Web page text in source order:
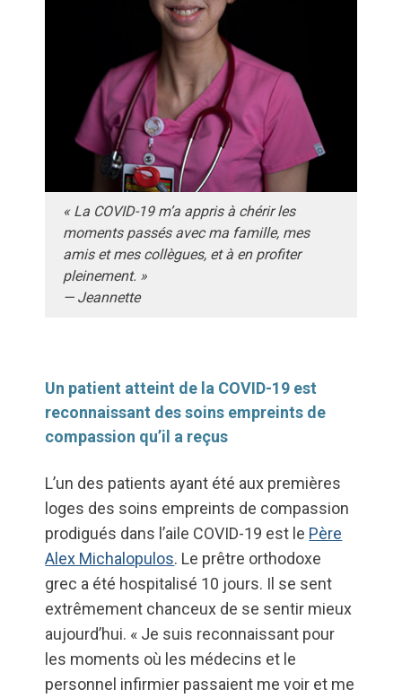
« La COVID-19 m’a appris à chérir les
moments passés avec ma famille, mes
amis et mes collègues, et à en profiter
pleinement. »
— Jeannette
Un patient atteint de la COVID-19 est
reconnaissant des soins empreints de
compassion qu’il a reçus
L’un des patients ayant été aux premières
loges des soins empreints de compassion
prodigués dans l’aile COVID-19 est le Père
Alex Michalopulos. Le prêtre orthodoxe
grec a été hospitalisé 10 jours. Il se sent
extrêmement chanceux de se sentir mieux
aujourd’hui. « Je suis reconnaissant pour
les moments où les médecins et le
personnel infirmier passaient me voir et me